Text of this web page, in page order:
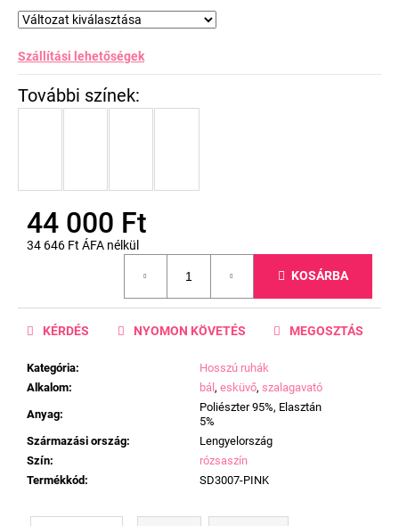
Szállítási lehetőségek
44 000 Ft
34 646 Ft ÁFA nélkül
KOSÁRBA
Kategória:
Hosszú ruhák
Alkalom: bál, esküvő, szalagavató
Anyag:
Poliészter 95%, Elasztán
5%
Származási ország:
Lengyelország
Szín:
rózsaszín
Termékkód: SD3007-PINK
KÉRDÉS NYOMON KÖVETÉS MEGOSZTÁS